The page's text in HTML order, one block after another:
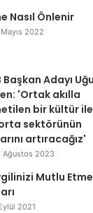
Nasıl Önlenir
Mayıs 2022
Başkan Adayı
'Ortak akılla
bir kültür ile
sektörünün
artıracağız'
Ağustos 2023
Mutlu
2021